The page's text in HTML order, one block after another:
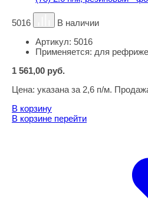
5016
В наличии
Артикул: 5016
Применяется: для
1 561,00 руб.
Цена: указана за 2,6 п/м.
В корзину
В корзине перейти